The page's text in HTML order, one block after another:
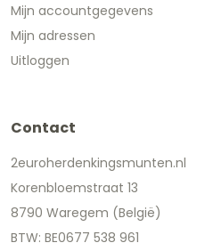
Mijn accountgegevens
Mijn adressen
Uitloggen
Contact
2euroherdenkingsmunten.nl
Korenbloemstraat 13
8790 Waregem (België)
BTW: BE0677 538 961